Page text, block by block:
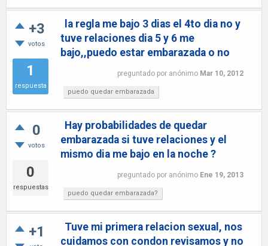
+3
votos
1
respuesta
la regla me bajo 3 dias el 4to dia no y
tuve relaciones dia 5 y 6 me
bajo,,puedo estar embarazada o no
preguntado por anónimo Mar 10, 2012
puedo quedar embarazada
0
votos
0
respuestas
Hay probabilidades de quedar
embarazada si tuve relaciones y el
mismo dia me bajo en la noche ?
preguntado por anónimo Ene 19, 2013
puedo quedar embarazada?
+1
Tuve mi primera relacion sexual, nos
cuidamos con condon revisamos y no